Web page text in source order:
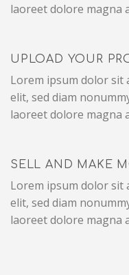
laoreet dolore magna
UPLOAD YOUR
Lorem ipsum dolor sit
elit, sed diam
laoreet dolore magna
SELL AND MAKE
Lorem ipsum dolor sit
elit, sed diam
laoreet dolore magna